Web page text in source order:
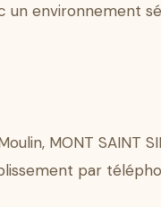
un environnement
MONT SAINT
par